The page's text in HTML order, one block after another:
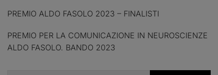
PREMIO ALDO FASOLO 2023 – FINALISTI
PREMIO PER LA COMUNICAZIONE IN NEUROSCIENZE
ALDO FASOLO. BANDO 2023